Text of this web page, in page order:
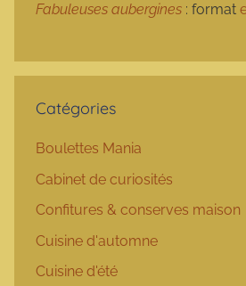
Fabuleuses aubergines : format
Catégories
Boulettes Mania
Cabinet de curiosités
Confitures & conserves maison
Cuisine d'automne
Cuisine d'été